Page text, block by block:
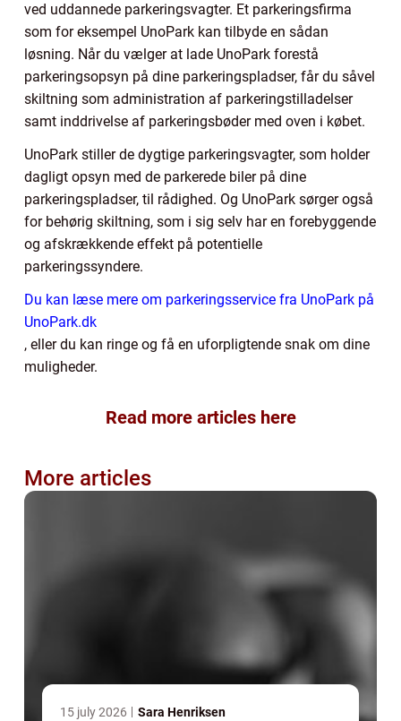
ved uddannede parkeringsvagter. Et parkeringsfirma
som for eksempel UnoPark kan tilbyde en sådan
løsning. Når du vælger at lade UnoPark forestå
parkeringsopsyn på dine parkeringspladser, får du såvel
skiltning som administration af parkeringstilladelser
samt inddrivelse af parkeringsbøder med oven i købet.
UnoPark stiller de dygtige parkeringsvagter, som holder
dagligt opsyn med de parkerede biler på dine
parkeringspladser, til rådighed. Og UnoPark sørger også
for behørig skiltning, som i sig selv har en forebyggende
og afskrækkende effekt på potentielle
parkeringssyndere.
Du kan læse mere om parkeringsservice fra UnoPark på
UnoPark.dk
, eller du kan ringe og få en uforpligtende snak om dine
muligheder.
Read more articles here
More articles
15 july 2026 Sara Henriksen